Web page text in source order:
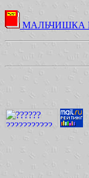
МАЛЬЧИШКА